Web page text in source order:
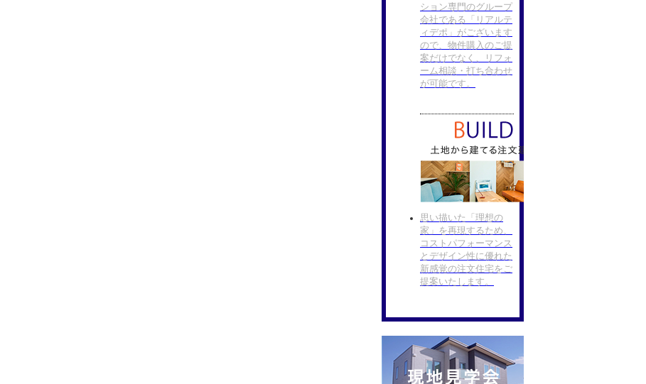
ション専門のグループ
会社である「リアルテ
ィデポ」がございます
ので、物件購入のご提
案だけでなく、リフォ
ーム相談・打ち合わせ
が可能です。
思い描いた「理想の
家」を再現するため、
コストパフォーマンス
とデザイン性に優れた
新感覚の注文住宅をご
提案いたします。